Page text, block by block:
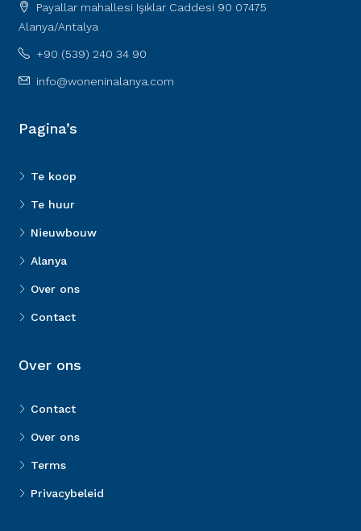
Payallar mahallesi Işıklar Caddesi 90 07475
Alanya/Antalya
+90 (539) 240 34 90
info@woneninalanya.com
Pagina’s
Te koop
Te huur
Nieuwbouw
Alanya
Over ons
Contact
Over ons
Contact
Over ons
Terms
Privacybeleid